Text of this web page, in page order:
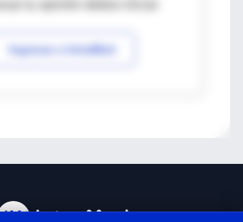
Ingresar a IntraMed